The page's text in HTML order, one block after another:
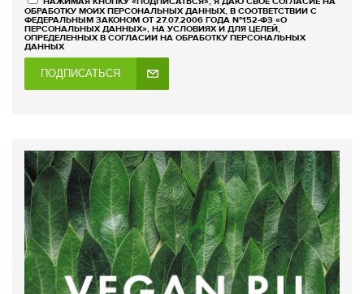
ОБРАБОТКУ МОИХ ПЕРСОНАЛЬНЫХ ДАННЫХ, В СООТВЕТСТВИИ С
ФЕДЕРАЛЬНЫМ ЗАКОНОМ ОТ 27.07.2006 ГОДА №152-ФЗ «О
ПЕРСОНАЛЬНЫХ ДАННЫХ», НА УСЛОВИЯХ И ДЛЯ ЦЕЛЕЙ,
ОПРЕДЕЛЕННЫХ В СОГЛАСИИ НА ОБРАБОТКУ ПЕРСОНАЛЬНЫХ
ДАННЫХ
ПОДПИСАТЬСЯ